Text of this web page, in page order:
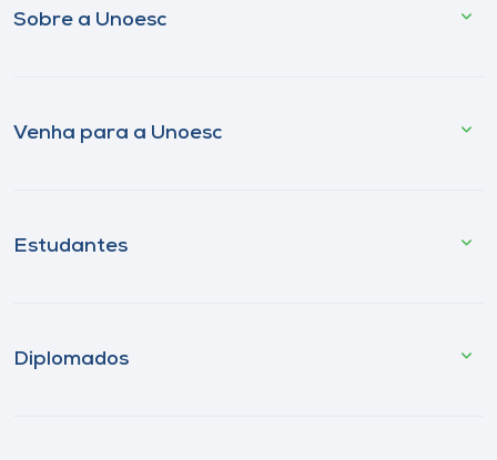
Sobre a Unoesc
Venha para a Unoesc
Estudantes
Diplomados